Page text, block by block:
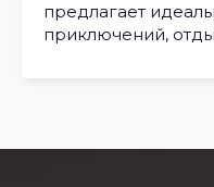
предлагает
приключений,